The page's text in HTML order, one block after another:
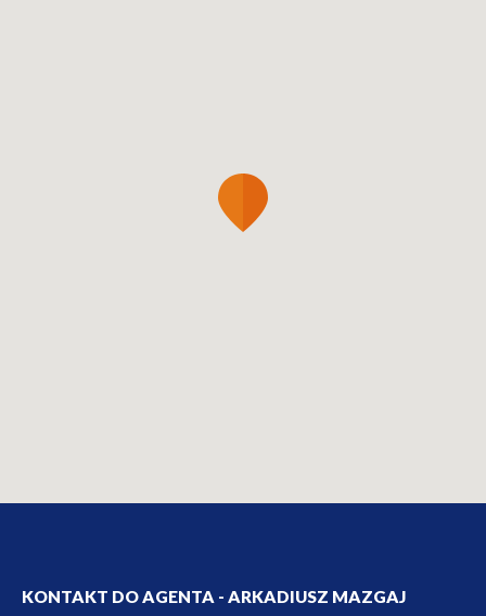
KONTAKT DO AGENTA - ARKADIUSZ MAZGAJ